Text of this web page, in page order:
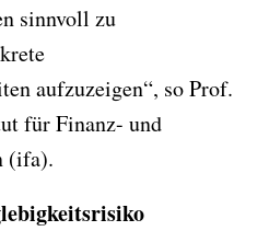
sinnvoll zu
aufzuzeigen“, so Prof.
für Finanz- und
(ifa).